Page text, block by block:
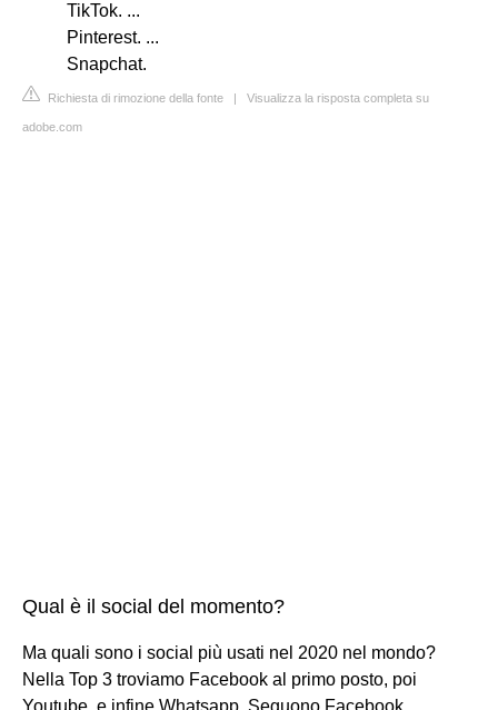
TikTok. ...
Pinterest. ...
Snapchat.
Richiesta di rimozione della fonte | Visualizza la risposta completa su
adobe.com
Qual è il social del momento?
Ma quali sono i social più usati nel 2020 nel mondo?
Nella Top 3 troviamo Facebook al primo posto, poi
Youtube, e infine Whatsapp. Seguono Facebook